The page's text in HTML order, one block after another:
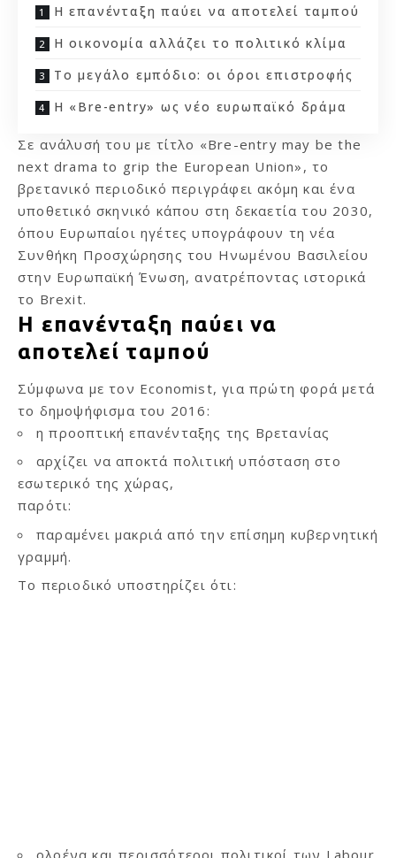
Η επανένταξη παύει να αποτελεί ταμπού
Η οικονομία αλλάζει το πολιτικό κλίμα
Το μεγάλο εμπόδιο: οι όροι επιστροφής
Η «Bre-entry» ως νέο ευρωπαϊκό δράμα
Σε ανάλυσή του με τίτλο «Bre-entry may be the
next drama to grip the European Union», το
βρετανικό περιοδικό περιγράφει ακόμη και ένα
υποθετικό σκηνικό κάπου στη δεκαετία του 2030,
όπου Ευρωπαίοι ηγέτες υπογράφουν τη νέα
Συνθήκη Προσχώρησης του Ηνωμένου Βασιλείου
στην Ευρωπαϊκή Ένωση, ανατρέποντας ιστορικά
το Brexit.
Η επανένταξη παύει να
αποτελεί ταμπού
Σύμφωνα με τον Economist, για πρώτη φορά μετά
το δημοψήφισμα του 2016:
η προοπτική επανένταξης της Βρετανίας
αρχίζει να αποκτά πολιτική υπόσταση στο
εσωτερικό της χώρας,
παρότι:
παραμένει μακριά από την επίσημη κυβερνητική
γραμμή.
Το περιοδικό υποστηρίζει ότι: